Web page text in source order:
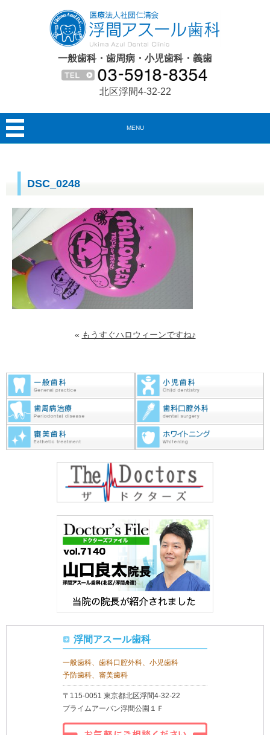
一般歯科・歯周病・小児歯科・義歯
北区浮間4-32-22
MENU
DSC_0248
« もうすぐハロウィーンですね♪
浮間アスール歯科
一般歯科、歯科口腔外科、小児歯科
予防歯科、審美歯科
〒115-0051 東京都北区浮間4-32-22
プライムアーバン浮間公園１Ｆ